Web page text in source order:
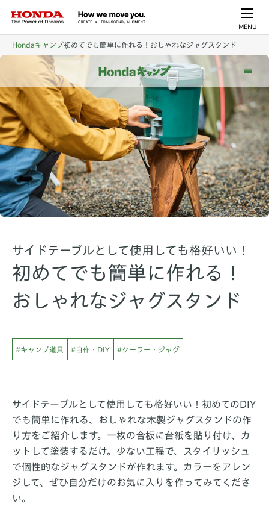
MENU
Hondaキャンプ初めてでも簡単に作れる！おしゃれなジャグスタンド
サイドテーブルとして使用しても格好いい！
初めてでも簡単に作れる！
おしゃれなジャグスタンド
#キャンプ道具 #自作・DIY #クーラー・ジャグ
サイドテーブルとして使用しても格好いい！初めてのDIY
でも簡単に作れる、おしゃれな木製ジャグスタンドの作
り方をご紹介します。一枚の合板に台紙を貼り付け、カ
ットして塗装するだけ。少ない工程で、スタイリッシュ
で個性的なジャグスタンドが作れます。カラーをアレン
ジして、ぜひ自分だけのお気に入りを作ってみてくださ
い。